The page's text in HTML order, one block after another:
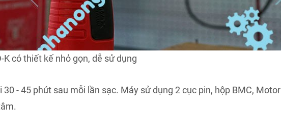
K có thiết kế nhỏ gọn, dễ sử dụng
- 45 phút sau mỗi lần sạc. Máy sử dụng 2 cục pin, hộp BMC, Motor